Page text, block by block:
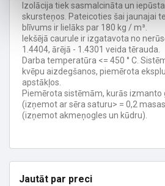
Izolācija tiek sasmalcināta un
skursteņos. Pateicoties šai jaunajai
blīvums ir lielāks par 180 kg / m³.
Iekšējā caurule ir izgatavota no
1.4404, ārējā - 1.4301 veida tērauda.
Darba temperatūra <= 450 ° C.
kvēpu aizdegšanos, piemērota
apstākļos.
Piemērota sistēmām, kurās izmanto
(izņemot ar sēra saturu> = 0,2
(izņemot akmeņogles un kūdru).
Jautāt par preci